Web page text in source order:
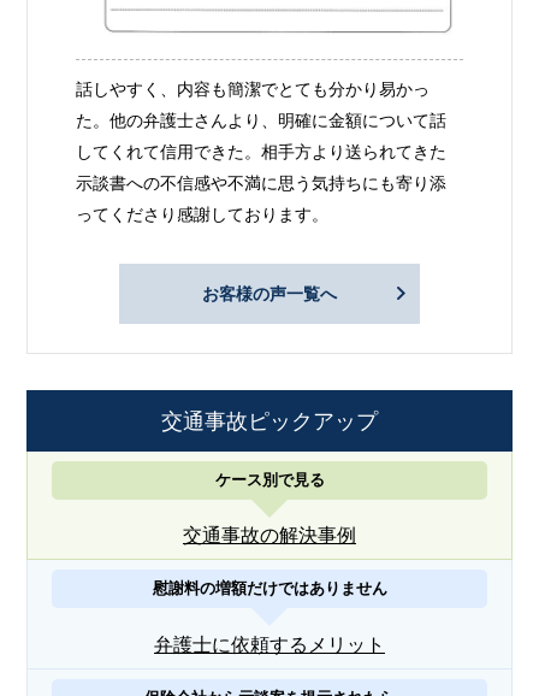
話しやすく、内容も簡潔でとても分かり易かっ
た。他の弁護士さんより、明確に金額について話
してくれて信用できた。相手方より送られてきた
示談書への不信感や不満に思う気持ちにも寄り添
ってくださり感謝しております。
お客様の声一覧へ
交通事故ピックアップ
ケース別で見る
交通事故の解決事例
慰謝料の増額だけではありません
弁護士に依頼するメリット